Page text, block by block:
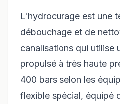
L'hydrocurage est une
débouchage et de
canalisations qui utilise
propulsé à très haute
400 bars selon les
flexible spécial, équipé